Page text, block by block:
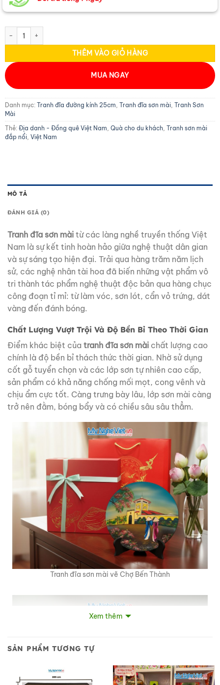
Tranh đĩa sơn mài vẽ Chợ Bến Thành nhiều mẫu D25 - TD25-TBL10 số
THÊM VÀO GIỎ HÀNG
MUA NGAY
Danh mục: Tranh đĩa đường kính 25cm, Tranh đĩa sơn mài, Tranh Sơn
Mài
Thẻ: Địa danh - Đồng quê Việt Nam, Quà cho du khách, Tranh sơn mài
đắp nổi, Việt Nam
MÔ TẢ
ĐÁNH GIÁ (0)
Tranh đĩa sơn mài từ các làng nghề truyền thống Việt
Nam là sự kết tinh hoàn hảo giữa nghệ thuật dân gian
và sự sáng tạo hiện đại. Trải qua hàng trăm năm lịch
sử, các nghệ nhân tài hoa đã biến những vật phẩm vô
tri thành tác phẩm nghệ thuật độc bản qua hàng chục
công đoạn tỉ mỉ: từ làm vóc, sơn lót, cẩn vỏ trứng, dát
vàng đến đánh bóng.
Chất Lượng Vượt Trội Và Độ Bền Bỉ Theo Thời Gian
Điểm khác biệt của tranh đĩa sơn mài chất lượng cao
chính là độ bền bỉ thách thức thời gian. Nhờ sử dụng
cốt gỗ tuyển chọn và các lớp sơn tự nhiên cao cấp,
sản phẩm có khả năng chống mối mọt, cong vênh và
chịu ẩm cực tốt. Càng trưng bày lâu, lớp sơn mài càng
trở nên đằm, bóng bẩy và có chiều sâu sâu thẳm.
Tranh đĩa sơn mài vẽ Chợ Bến Thành
Xem thêm
SẢN PHẨM TƯƠNG TỰ